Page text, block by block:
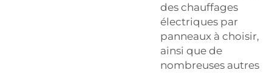
des chauffages
électriques par
panneaux à choisir,
ainsi que de
nombreuses autres